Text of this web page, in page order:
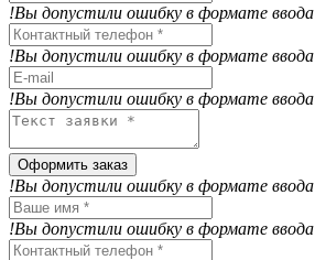
!Вы допустили ошибку в формате ввода
!Вы допустили ошибку в формате ввода
!Вы допустили ошибку в формате ввода
Оформить заказ
!Вы допустили ошибку в формате ввода
!Вы допустили ошибку в формате ввода